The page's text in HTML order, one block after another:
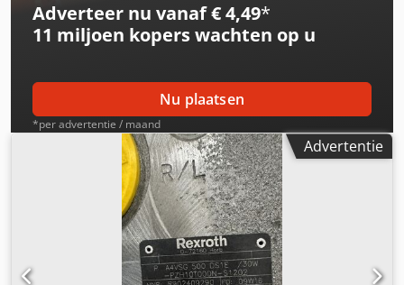
Adverteer nu vanaf € 4,49*
11 miljoen koperswachten op u
Nu plaatsen
*per advertentie / maand
Advertentie